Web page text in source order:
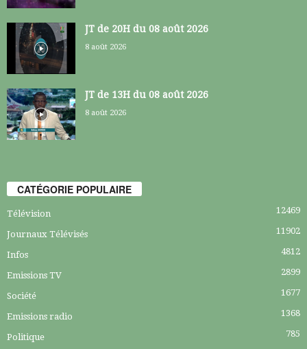
JT de 20H du 08 août 2026
8 août 2026
JT de 13H du 08 août 2026
8 août 2026
CATÉGORIE POPULAIRE
Télévision 12469
Journaux Télévisés 11902
Infos 4812
Emissions TV 2899
Société 1677
Emissions radio 1368
Politique 785